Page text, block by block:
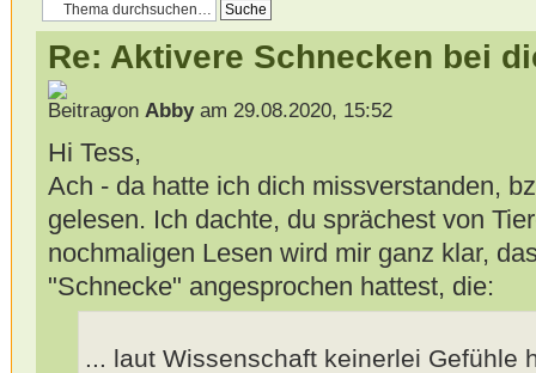
Re: Aktivere Schnecken bei
von Abbyam 29.08.2020, 15:52
Hi Tess,
Ach - da hatte ich dich missverstanden,
gelesen. Ich dachte, du sprächest von
nochmaligen Lesen wird mir ganz klar,
"Schnecke" angesprochen hattest, die:
... laut Wissenschaft keinerlei Gefühle